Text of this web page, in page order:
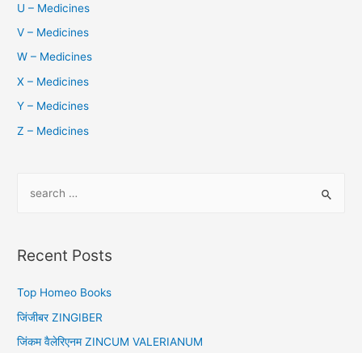
U – Medicines
V – Medicines
W – Medicines
X – Medicines
Y – Medicines
Z – Medicines
r
h
f
o
Recent Posts
Top Homeo Books
जिंजीबर ZINGIBER
जिंकम वैलेरिएनम ZINCUM VALERIANUM